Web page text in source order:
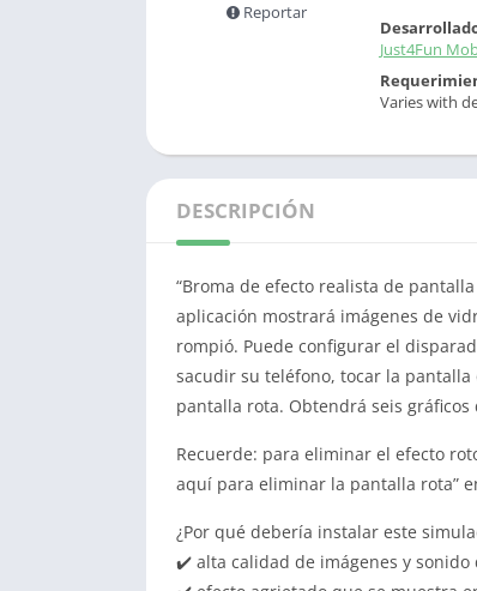
Reportar
Just4Fun
Varies with
DESCRIPCIÓN
“Broma de efecto realista de
aplicación mostrará imágenes de
rompió. Puede configurar el
sacudir su teléfono, tocar la
pantalla rota. Obtendrá seis
Recuerde: para eliminar el efecto
aquí para eliminar la pantalla rota”
¿Por qué debería instalar este
✔️ alta calidad de imágenes y sonido